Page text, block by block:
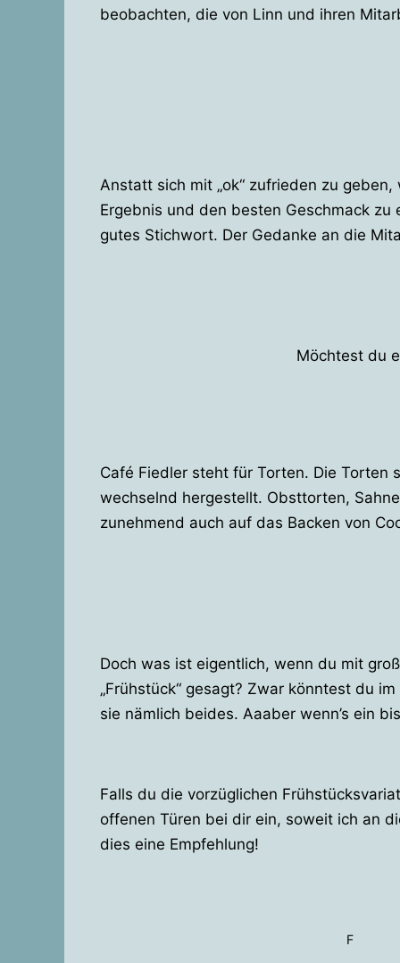
beobachten, die von Linn und ihren
Anstatt sich mit „ok“ zufrieden zu
Ergebnis und den besten Geschmack zu
gutes Stichwort. Der Gedanke an die
Möchtest du
Café Fiedler steht für Torten. Die Torten
wechselnd hergestellt. Obsttorten,
zunehmend auch auf das Backen von
Doch was ist eigentlich, wenn du mit
„Frühstück“ gesagt? Zwar könntest du
sie nämlich beides. Aaaber wenn’s ein
Falls du die vorzüglichen
offenen Türen bei dir ein, soweit ich an
dies eine Empfehlung!
F